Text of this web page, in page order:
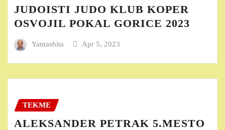
JUDOISTI JUDO KLUB KOPER
OSVOJIL POKAL GORICE 2023
Yamashita Apr 5, 2023
TEKME
ALEKSANDER PETRAK 5.MESTO